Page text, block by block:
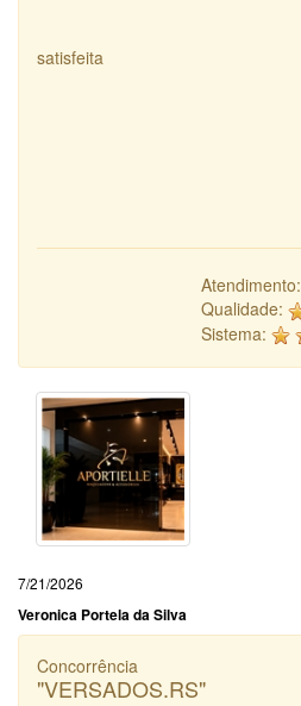
satisfeita
Atendimento:
Qualidade:
Sistema:
7/21/2026
Veronica Portela da Silva
Concorrência
"VERSADOS.RS"